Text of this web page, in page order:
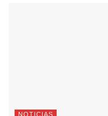
NOTICIAS